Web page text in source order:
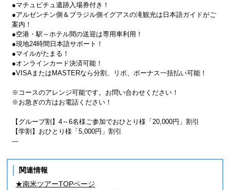
●マチュピチュ遺跡入場券付き！
●アルゼンチン側＆ブラジル側イグアスの滝観光は日本語ガイドがご
案内！
●空港・駅～ホテル間の送迎は専用車利用！
●現地24時間日本語サポート！
●マイルがたまる！
●オンラインカード決済可能！
●VISAまたはMASTERなら分割、リボ、ボーナス一括払い可能！
※コースのアレンジ可能です。お問い合わせください！
※お急ぎの方はお電話ください！
【グループ割】4～6名様ご参加でおひとり様「20,000円」割引
【学割】おひとり様「5,000円」割引
---
関連情報
★南米ツアーTOPページ